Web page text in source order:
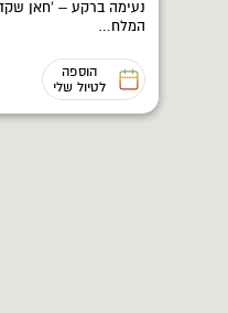
נעימה ברקע – 'חאן
המלח…
הוספה
לטיול שלי